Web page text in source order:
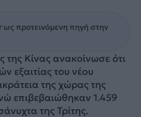
προτεινόμενη πηγή στην
της Κίνας ανακοίνωσε ότι
εξαιτίας του νέου
της χώρας της
επιβεβαιώθηκαν 1.459
της Τρίτης.